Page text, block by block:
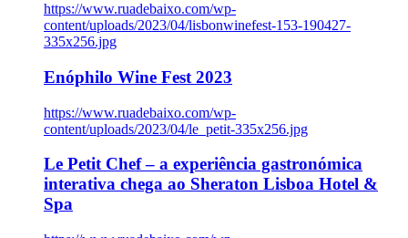
https://www.ruadebaixo.com/wp-
content/uploads/2023/04/lisbonwinefest-153-190427-
335x256.jpg
Enóphilo Wine Fest 2023
https://www.ruadebaixo.com/wp-
content/uploads/2023/04/le_petit-335x256.jpg
Le Petit Chef – a experiência gastronómica
interativa chega ao Sheraton Lisboa Hotel &
Spa